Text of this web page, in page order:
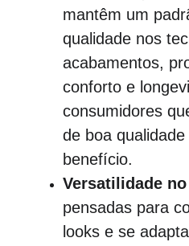
mantêm um
qualidade nos
acabamentos,
conforto e
consumidores
de boa
benefício.
Versatilidade
pensadas para
looks e se